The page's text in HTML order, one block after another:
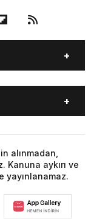
alınmadan,
aykırı ve
yayınlanamaz.